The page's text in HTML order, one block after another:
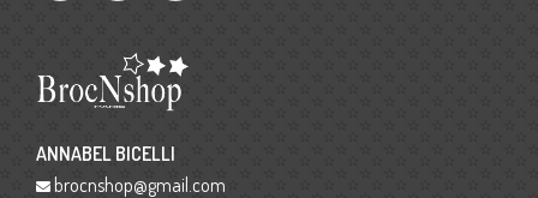
ANNABEL BICELLI
brocnshop@gmail.com